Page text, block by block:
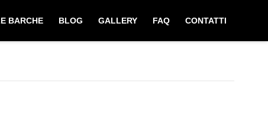
BARCHE BLOG GALLERY FAQ CONTATTI